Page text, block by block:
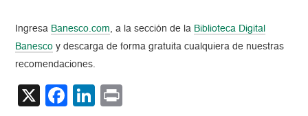
Ingresa Banesco.com, a la sección de la Biblioteca Digital
Banesco y descarga de forma gratuita cualquiera de nuestras
recomendaciones.
X Facebook
LinkedIn